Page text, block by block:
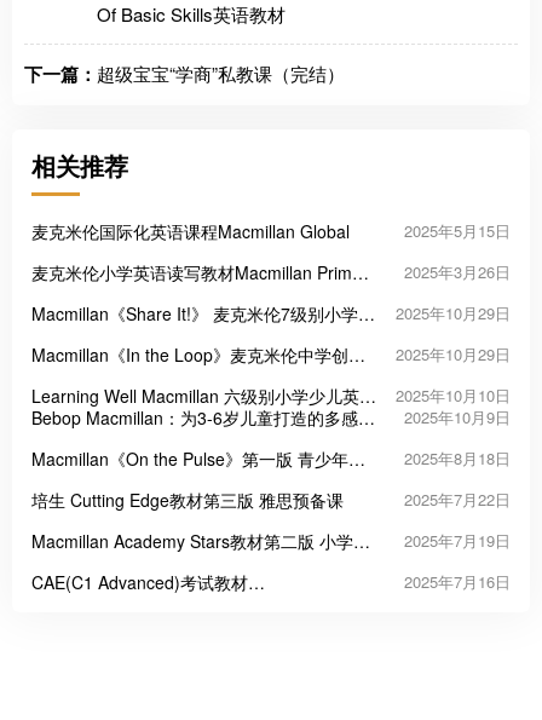
Of Basic Skills英语教材
下一篇： 超级宝宝“学商”私教课（完结）
相关推荐
麦克米伦国际化英语课程Macmillan Global 2025年5月15日
麦克米伦小学英语读写教材Macmillan Primary
Comprehension
2025年3月26日
Macmillan《Share It!》 麦克米伦7级别小学英
2025年10月29日
Macmillan《In the Loop》麦克米伦中学创新
2025年10月29日
Learning Well Macmillan 六级别小学少儿英语
课程
2025年10月10日
Bebop Macmillan：为3-6岁儿童打造的多感官
2025年10月9日
Macmillan《On the Pulse》第一版 青少年英
2025年8月18日
培生 Cutting Edge教材第三版 雅思预备课 2025年7月22日
Macmillan Academy Stars教材第二版 小学生
2025年7月19日
CAE(C1 Advanced)考试教材
2025年7月16日